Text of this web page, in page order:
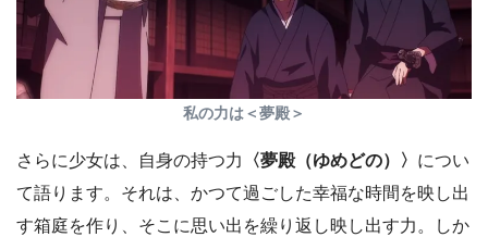
私の力は＜夢殿＞
さらに少女は、自身の持つ力 〈夢殿（ゆめどの）〉 につい
て語ります。それは、かつて過ごした幸福な時間を映し出
す箱庭を作り、そこに思い出を繰り返し映し出す力。しか